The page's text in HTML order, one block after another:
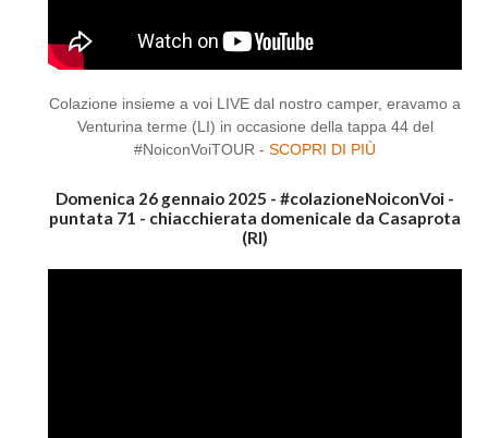
Colazione insieme a voi LIVE dal nostro camper, eravamo a
Venturina terme (LI) in occasione della tappa 44 del
#NoiconVoiTOUR - SCOPRI DI PIÙ
Domenica 26 gennaio 2025 - #colazioneNoiconVoi -
puntata 71 - chiacchierata domenicale da Casaprota
(RI)